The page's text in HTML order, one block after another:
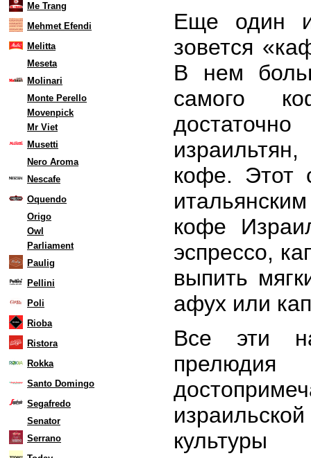
Me Trang
Mehmet Efendi
Melitta
Meseta
Molinari
Monte Perello
Movenpick
Mr Viet
Musetti
Nero Aroma
Nescafe
Oquendo
Origo
Owl
Parliament
Paulig
Pellini
Poli
Rioba
Ristora
Rokka
Santo Domingo
Segafredo
Senator
Serrano
Еще один
зовется
В нем
самого
кофе. Этот
кофе
эспрессо,
выпить
афух или
Все эти